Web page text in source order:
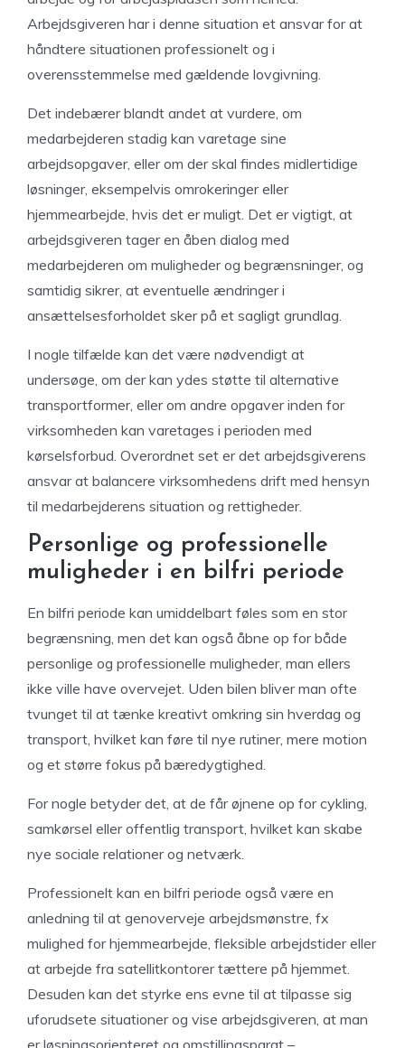
Arbejdsgiveren har i denne situation et ansvar for at
håndtere situationen professionelt og i
overensstemmelse med gældende lovgivning.
Det indebærer blandt andet at vurdere, om
medarbejderen stadig kan varetage sine
arbejdsopgaver, eller om der skal findes midlertidige
løsninger, eksempelvis omrokeringer eller
hjemmearbejde, hvis det er muligt. Det er vigtigt, at
arbejdsgiveren tager en åben dialog med
medarbejderen om muligheder og begrænsninger, og
samtidig sikrer, at eventuelle ændringer i
ansættelsesforholdet sker på et sagligt grundlag.
I nogle tilfælde kan det være nødvendigt at
undersøge, om der kan ydes støtte til alternative
transportformer, eller om andre opgaver inden for
virksomheden kan varetages i perioden med
kørselsforbud. Overordnet set er det arbejdsgiverens
ansvar at balancere virksomhedens drift med hensyn
til medarbejderens situation og rettigheder.
Personlige og professionelle
muligheder i en bilfri periode
En bilfri periode kan umiddelbart føles som en stor
begrænsning, men det kan også åbne op for både
personlige og professionelle muligheder, man ellers
ikke ville have overvejet. Uden bilen bliver man ofte
tvunget til at tænke kreativt omkring sin hverdag og
transport, hvilket kan føre til nye rutiner, mere motion
og et større fokus på bæredygtighed.
For nogle betyder det, at de får øjnene op for cykling,
samkørsel eller offentlig transport, hvilket kan skabe
nye sociale relationer og netværk.
Professionelt kan en bilfri periode også være en
anledning til at genoverveje arbejdsmønstre, fx
mulighed for hjemmearbejde, fleksible arbejdstider eller
at arbejde fra satellitkontorer tættere på hjemmet.
Desuden kan det styrke ens evne til at tilpasse sig
uforudsete situationer og vise arbejdsgiveren, at man
er løsningsorienteret og omstillingsparat –